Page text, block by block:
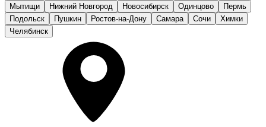
Мытищи
Нижний Новгород Новосибирск Одинцово
Пермь
Подольск
Пушкин Ростов-на-Дону Самара Сочи
Химки
Челябинск